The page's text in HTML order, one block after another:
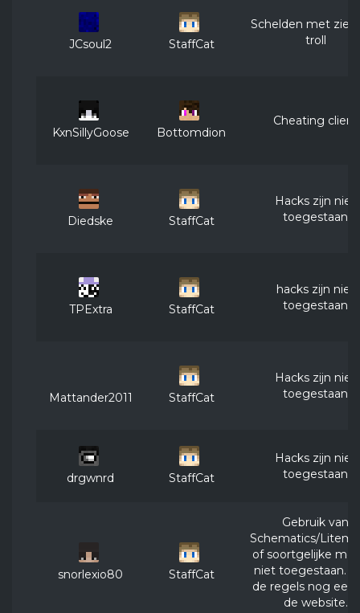
JCsoul2 StaffCat
Schelden met
troll
KxnSillyGoose Bottomdion
Cheating client
Diedske StaffCat
Hacks zijn niet
toegestaan
TPExtra StaffCat
hacks zijn niet
toegestaan
Mattander2011 StaffCat
Hacks zijn niet
toegestaan
drgwnrd StaffCat
Hacks zijn niet
toegestaan
snorlexio80 StaffCat
Gebruik van
Schematics/
of soortgelijke
niet toegestaan.
de regels nog
de website.